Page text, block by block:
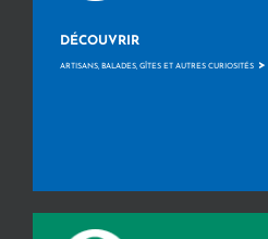
DÉCOUVRIR
ARTISANS, BALADES, GÎTES ET AUTRES CURIOSITÉS >